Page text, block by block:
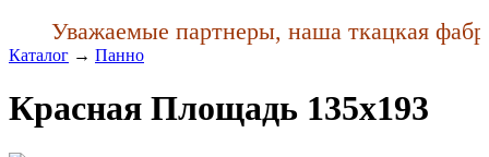
Уважаемые партнеры, наша ткацкая
Каталог → Панно
Красная Площадь 135x193